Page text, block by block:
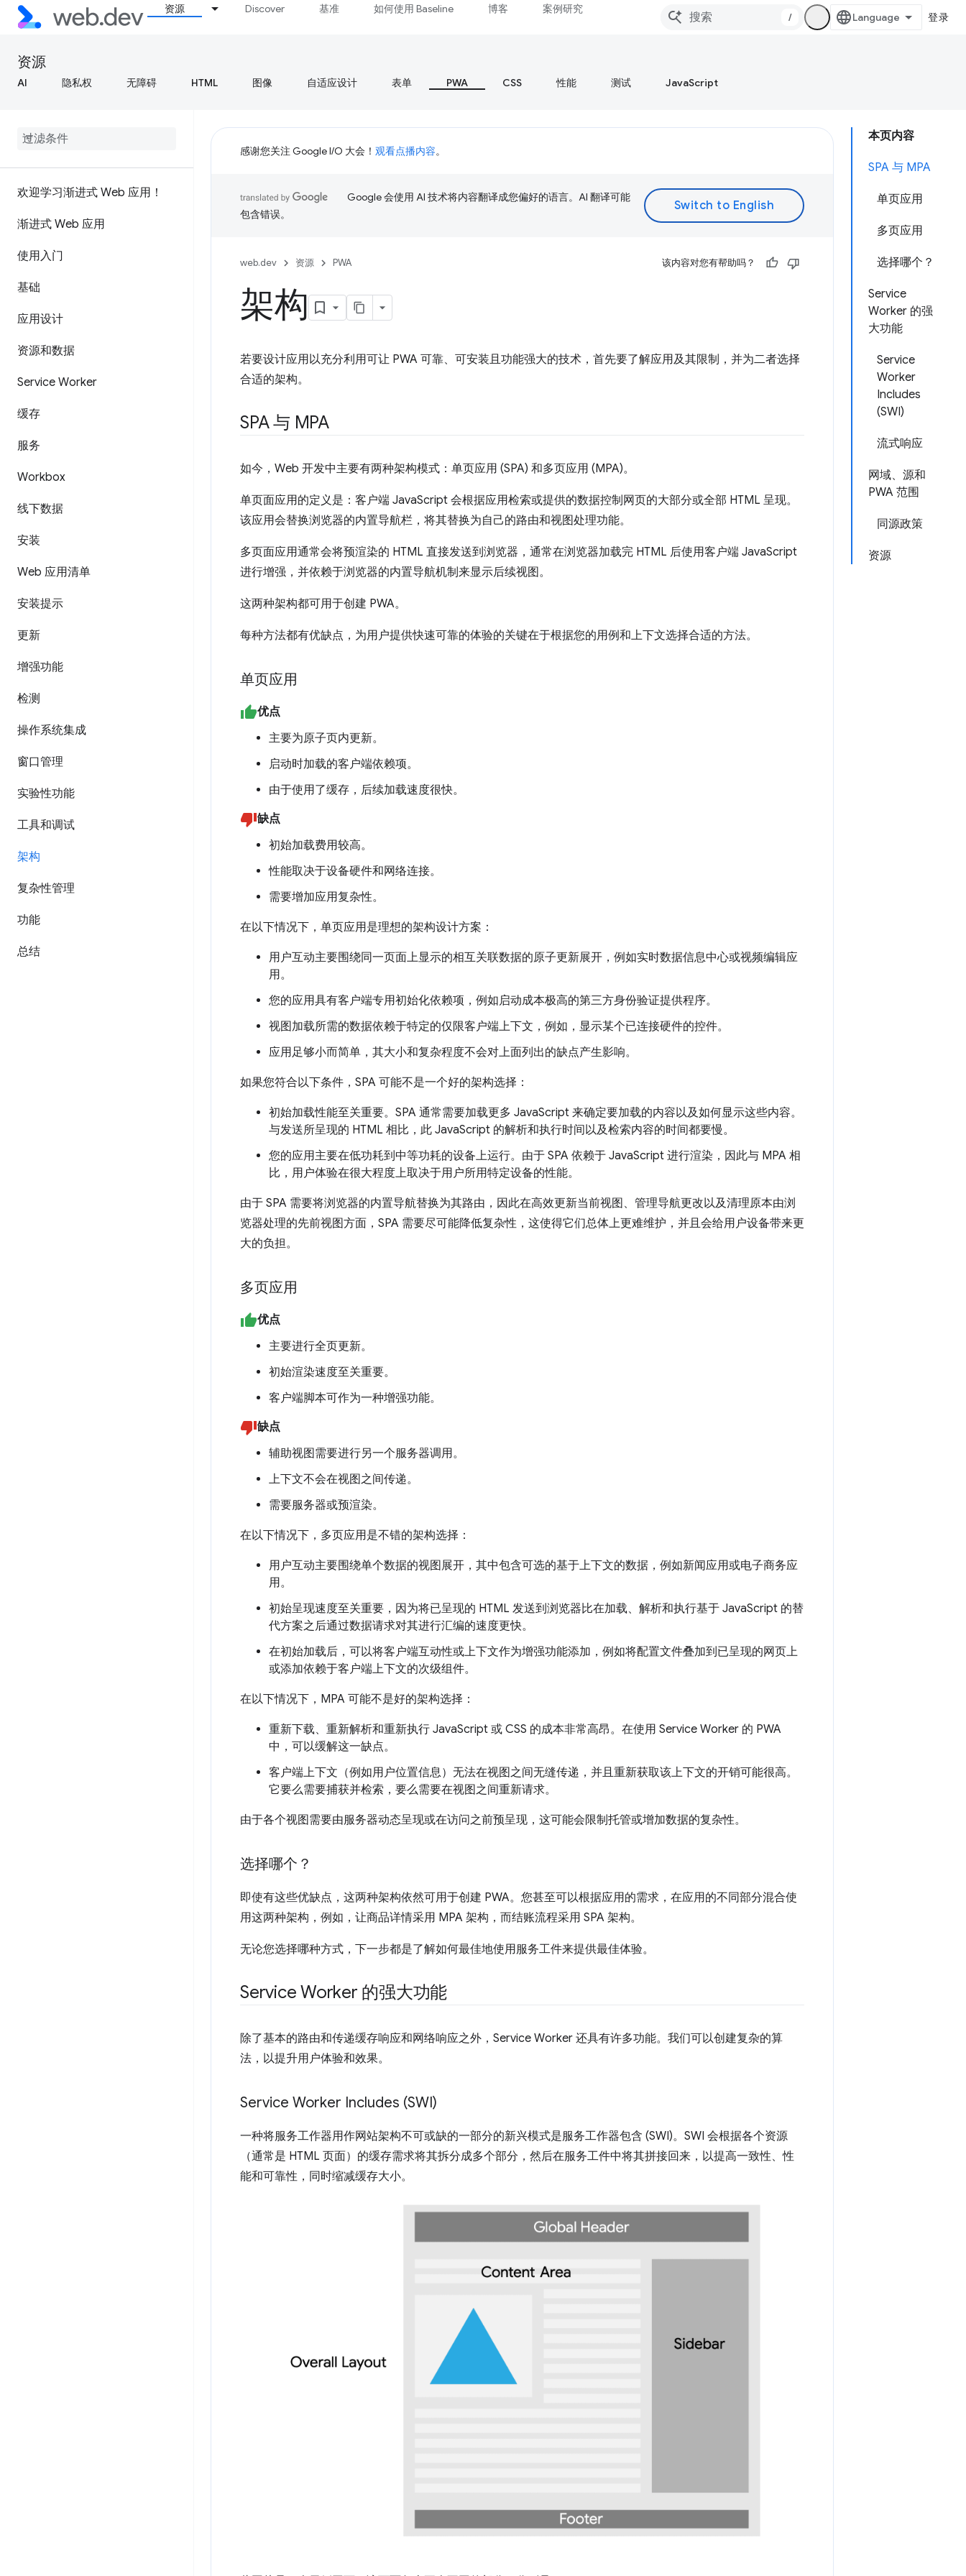
资源 Discover 基准 如何使用 Baseline 博客 案例研究
/ 登录
资源
AI 隐私权 无障碍 HTML 图像 自适应设计 表单 PWA CSS 性能 测试 JavaScript
欢迎学习渐进式 Web 应用！
渐进式 Web 应用
使用入门
基础
应用设计
资源和数据
Service Worker
缓存
服务
Workbox
线下数据
安装
Web 应用清单
安装提示
更新
增强功能
检测
操作系统集成
窗口管理
实验性功能
工具和调试
架构
复杂性管理
功能
总结
本页内容
SPA 与 MPA
单页应用
多页应用
选择哪个？
Service
Worker 的强
大功能
Service
Worker
Includes
(SWI)
流式响应
网域、源和
PWA 范围
同源政策
资源
感谢您关注 Google I/O 大会！ 观看点播内容。
Google 会使用 AI 技术将内容翻译成您偏好的语言。AI 翻译可能
包含错误。
web.dev 资源 PWA 该内容对您有帮助吗？
架构
若要设计应用以充分利用可让 PWA 可靠、可安装且功能强大的技术，首先要了解应用及其限制，并为二者选择
合适的架构。
SPA 与 MPA
如今，Web 开发中主要有两种架构模式：单页应用 (SPA) 和多页应用 (MPA)。
单页面应用的定义是：客户端 JavaScript 会根据应用检索或提供的数据控制网页的大部分或全部 HTML 呈现。
该应用会替换浏览器的内置导航栏，将其替换为自己的路由和视图处理功能。
多页面应用通常会将预渲染的 HTML 直接发送到浏览器，通常在浏览器加载完 HTML 后使用客户端 JavaScript
进行增强，并依赖于浏览器的内置导航机制来显示后续视图。
这两种架构都可用于创建 PWA。
每种方法都有优缺点，为用户提供快速可靠的体验的关键在于根据您的用例和上下文选择合适的方法。
单页应用
优点
主要为原子页内更新。
启动时加载的客户端依赖项。
由于使用了缓存，后续加载速度很快。
缺点
初始加载费用较高。
性能取决于设备硬件和网络连接。
需要增加应用复杂性。
在以下情况下，单页应用是理想的架构设计方案：
用户互动主要围绕同一页面上显示的相互关联数据的原子更新展开，例如实时数据信息中心或视频编辑应
用。
您的应用具有客户端专用初始化依赖项，例如启动成本极高的第三方身份验证提供程序。
视图加载所需的数据依赖于特定的仅限客户端上下文，例如，显示某个已连接硬件的控件。
应用足够小而简单，其大小和复杂程度不会对上面列出的缺点产生影响。
如果您符合以下条件，SPA 可能不是一个好的架构选择：
初始加载性能至关重要。SPA 通常需要加载更多 JavaScript 来确定要加载的内容以及如何显示这些内容。
与发送所呈现的 HTML 相比，此 JavaScript 的解析和执行时间以及检索内容的时间都要慢。
您的应用主要在低功耗到中等功耗的设备上运行。由于 SPA 依赖于 JavaScript 进行渲染，因此与 MPA 相
比，用户体验在很大程度上取决于用户所用特定设备的性能。
由于 SPA 需要将浏览器的内置导航替换为其路由，因此在高效更新当前视图、管理导航更改以及清理原本由浏
览器处理的先前视图方面，SPA 需要尽可能降低复杂性，这使得它们总体上更难维护，并且会给用户设备带来更
大的负担。
多页应用
优点
主要进行全页更新。
初始渲染速度至关重要。
客户端脚本可作为一种增强功能。
缺点
辅助视图需要进行另一个服务器调用。
上下文不会在视图之间传递。
需要服务器或预渲染。
在以下情况下，多页应用是不错的架构选择：
用户互动主要围绕单个数据的视图展开，其中包含可选的基于上下文的数据，例如新闻应用或电子商务应
用。
初始呈现速度至关重要，因为将已呈现的 HTML 发送到浏览器比在加载、解析和执行基于 JavaScript 的替
代方案之后通过数据请求对其进行汇编的速度更快。
在初始加载后，可以将客户端互动性或上下文作为增强功能添加，例如将配置文件叠加到已呈现的网页上
或添加依赖于客户端上下文的次级组件。
在以下情况下，MPA 可能不是好的架构选择：
重新下载、重新解析和重新执行 JavaScript 或 CSS 的成本非常高昂。在使用 Service Worker 的 PWA
中，可以缓解这一缺点。
客户端上下文（例如用户位置信息）无法在视图之间无缝传递，并且重新获取该上下文的开销可能很高。
它要么需要捕获并检索，要么需要在视图之间重新请求。
由于各个视图需要由服务器动态呈现或在访问之前预呈现，这可能会限制托管或增加数据的复杂性。
选择哪个？
即使有这些优缺点，这两种架构依然可用于创建 PWA。您甚至可以根据应用的需求，在应用的不同部分混合使
用这两种架构，例如，让商品详情采用 MPA 架构，而结账流程采用 SPA 架构。
无论您选择哪种方式，下一步都是了解如何最佳地使用服务工件来提供最佳体验。
Service Worker 的强大功能
除了基本的路由和传递缓存响应和网络响应之外，Service Worker 还具有许多功能。我们可以创建复杂的算
法，以提升用户体验和效果。
Service Worker Includes (SWI)
一种将服务工作器用作网站架构不可或缺的一部分的新兴模式是服务工作器包含 (SWI)。SWI 会根据各个资源
（通常是 HTML 页面）的缓存需求将其拆分成多个部分，然后在服务工件中将其拼接回来，以提高一致性、性
能和可靠性，同时缩减缓存大小。